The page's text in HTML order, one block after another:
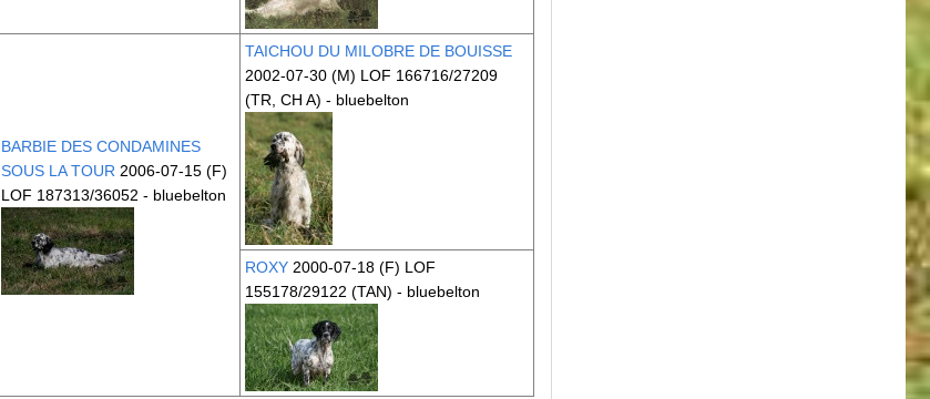
BARBIE DES CONDAMINES
SOUS LA TOUR 2006-07-15 (F)
LOF 187313/36052 - bluebelton
TAICHOU DU MILOBRE DE BOUISSE
2002-07-30 (M) LOF 166716/27209
(TR, CH A) - bluebelton
ROXY 2000-07-18 (F) LOF
155178/29122 (TAN) - bluebelton